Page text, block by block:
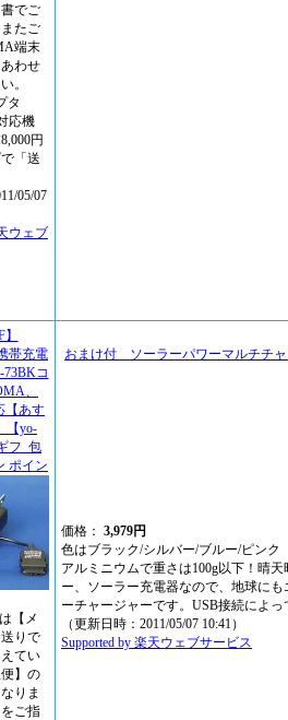
でご
たご
端末
わせ
。
タ
応機
円
「送
05/07
ウェブ
帯充電
コ
、
【あす
【yo-
フ_包
ポイン
【メ
りで
てい
】の
りま
ご指
おまけ付 ソーラーパワーマルチチ
価格： 3,979円
色はブラック/シルバー/ブルー/ピン
アルミニウムで重さは100g以下！晴
ー、ソーラー充電器なので、地球に
ーチャージャーです。USB接続によ
（更新日時：2011/05/07 10:41）
Supported by 楽天ウェブサービス